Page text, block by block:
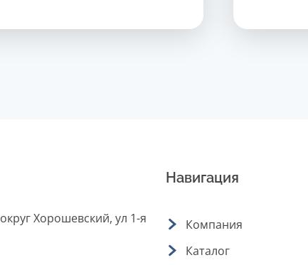
Хорошевский, ул 1-я
Навигация
Компания
Каталог